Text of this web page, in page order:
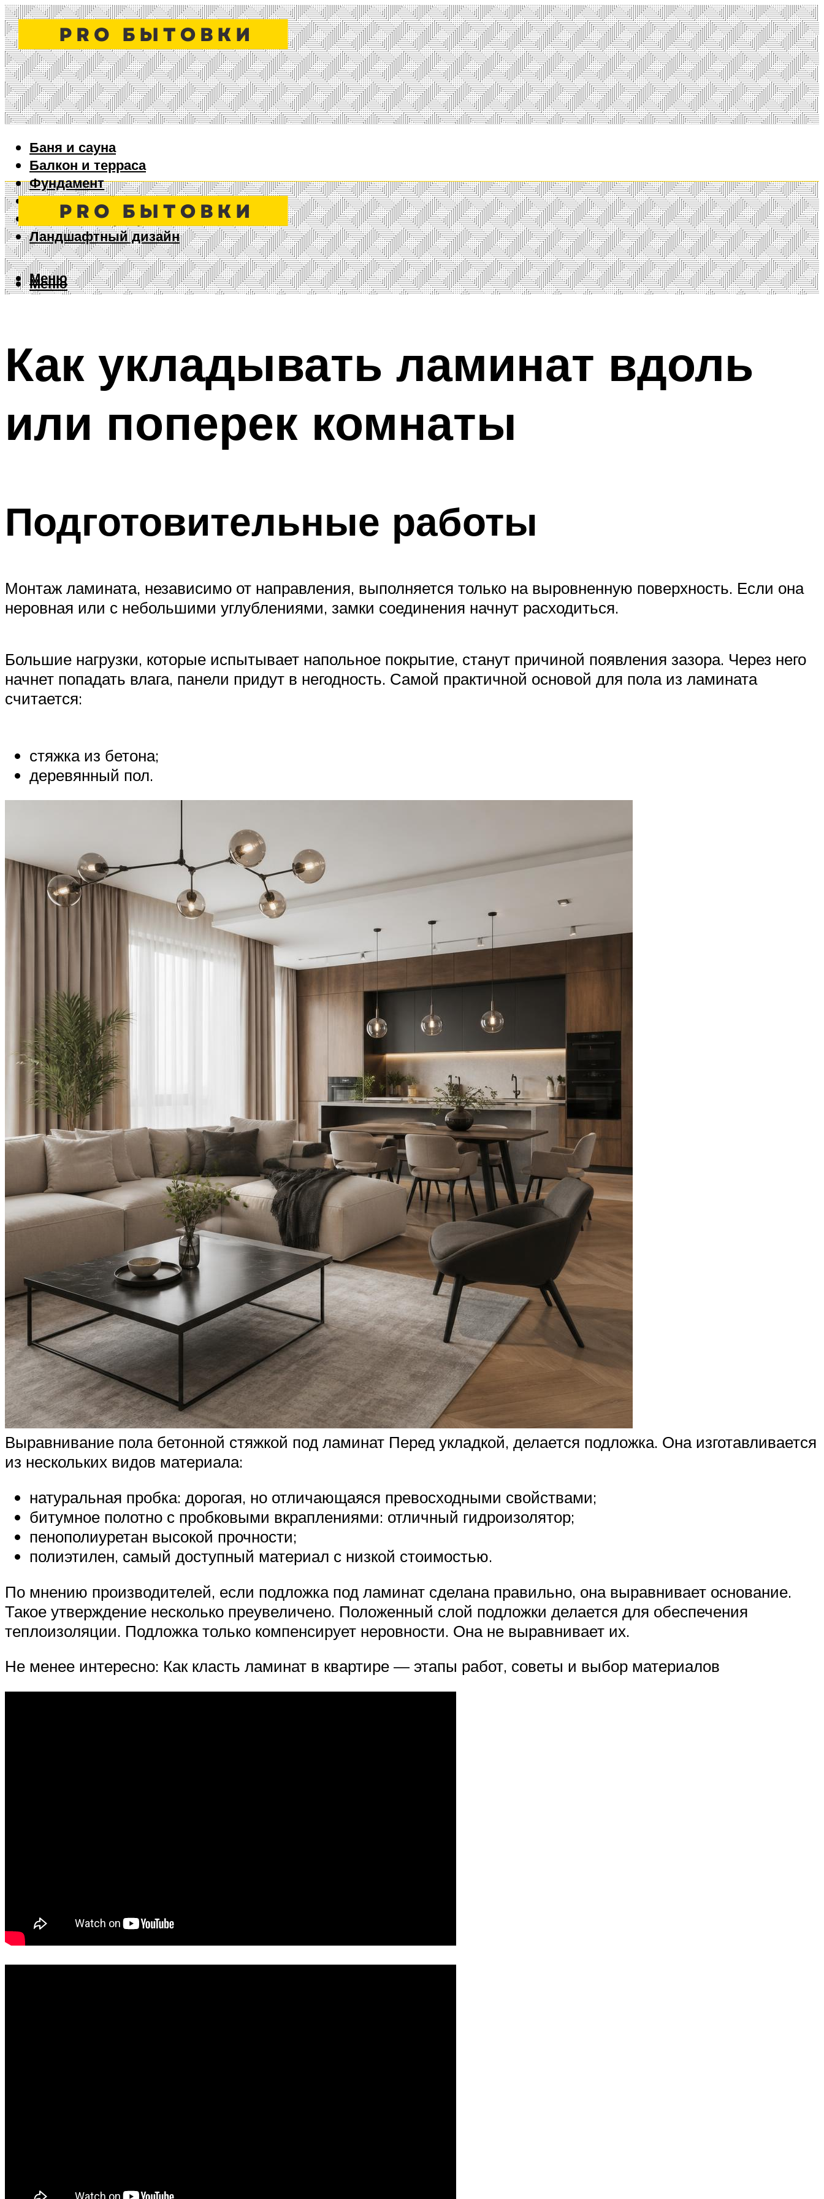
Баня и сауна
Балкон и терраса
Фундамент
Ворота и забор
Дизайн интерьера
Ландшафтный дизайн
Меню
Меню
Как укладывать ламинат вдоль
или поперек комнаты
Подготовительные работы
Монтаж ламината, независимо от направления, выполняется только на выровненную поверхность. Если она
неровная или с небольшими углублениями, замки соединения начнут расходиться.
Большие нагрузки, которые испытывает напольное покрытие, станут причиной появления зазора. Через него
начнет попадать влага, панели придут в негодность. Самой практичной основой для пола из ламината
считается:
стяжка из бетона;
деревянный пол.
Выравнивание пола бетонной стяжкой под ламинат Перед укладкой, делается подложка. Она изготавливается
из нескольких видов материала:
натуральная пробка: дорогая, но отличающаяся превосходными свойствами;
битумное полотно с пробковыми вкраплениями: отличный гидроизолятор;
пенополиуретан высокой прочности;
полиэтилен, самый доступный материал с низкой стоимостью.
По мнению производителей, если подложка под ламинат сделана правильно, она выравнивает основание.
Такое утверждение несколько преувеличено. Положенный слой подложки делается для обеспечения
теплоизоляции. Подложка только компенсирует неровности. Она не выравнивает их.
Не менее интересно: Как класть ламинат в квартире — этапы работ, советы и выбор материалов